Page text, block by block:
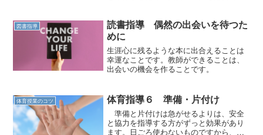
図書指導
読書指導 偶然の出会いを待つた
めに
生涯心に残るような本に出合えることは
幸運なことです。教師ができることは、
出会いの機会を作ることです。
体育授業のコツ 体育指導６ 準備・片付け
準備と片付けは急がせるよりは、安全
と協力を指導する方がずっと効果があり
ます。日ごろ使わないものですから、指